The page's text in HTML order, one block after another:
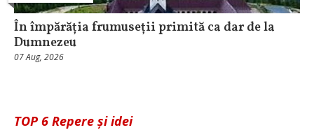
În împărăția frumuseții primită ca dar de la
Dumnezeu
07 Aug, 2026
TOP 6 Repere și idei